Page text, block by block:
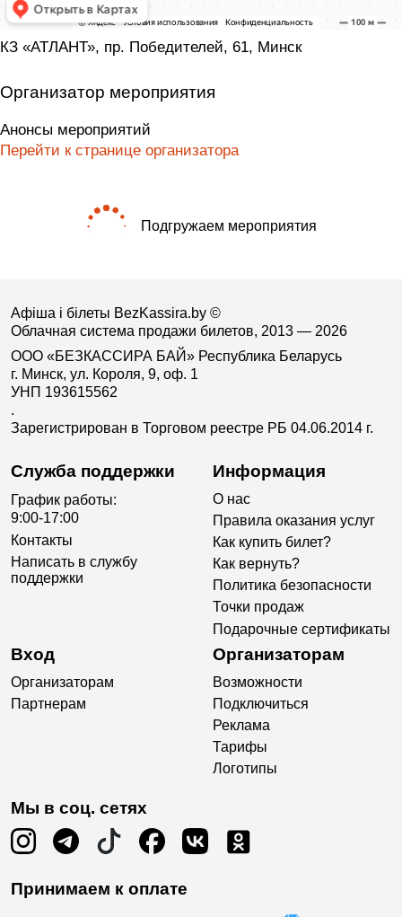
КЗ «АТЛАНТ», пр. Победителей, 61, Минск
Организатор мероприятия
Анонсы мероприятий
Перейти к странице организатора
Подгружаем мероприятия
Афіша і білеты BezKassira.by ©
Облачная система продажи билетов, 2013 — 2026
ООО «БЕЗКАССИРА БАЙ» Республика Беларусь
г. Минск, ул. Короля, 9, оф. 1
УНП 193615562
.
Зарегистрирован в Торговом реестре РБ 04.06.2014 г.
Служба поддержки
График работы:
9:00-17:00
Контакты
Написать в службу
поддержки
Информация
О нас
Правила оказания услуг
Как купить билет?
Как вернуть?
Политика безопасности
Точки продаж
Подарочные сертификаты
Вход
Организаторам
Партнерам
Организаторам
Возможности
Подключиться
Реклама
Тарифы
Логотипы
Мы в соц. сетях
Принимаем к оплате